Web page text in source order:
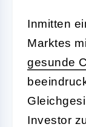
Inmitten
Marktes
gesunde
Investor